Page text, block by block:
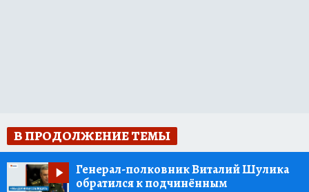
В ПРОДОЛЖЕНИЕ ТЕМЫ
Генерал-полковник Виталий Шулика
обратился к подчинённым